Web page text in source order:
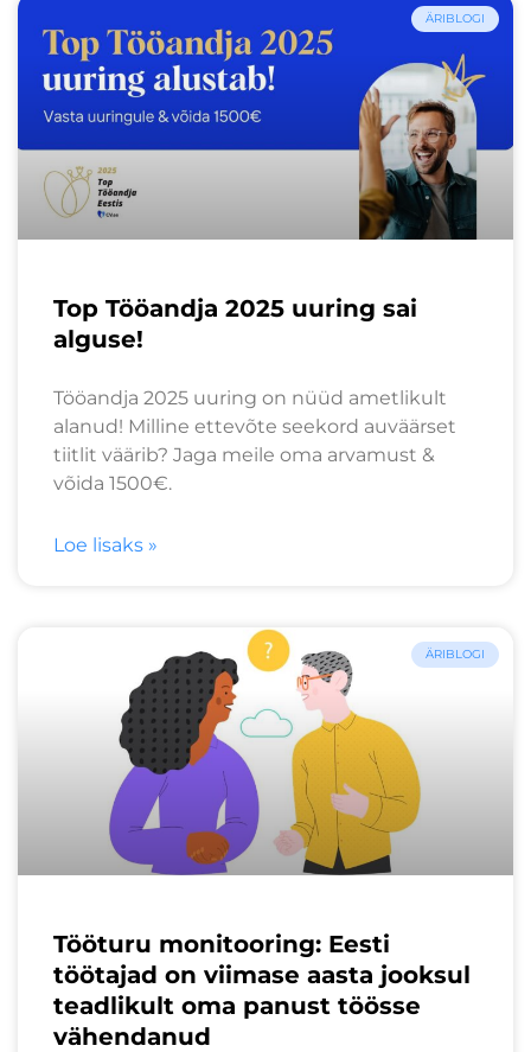
ÄRIBLOGI
Top Tööandja 2025 uuring sai
alguse!
Tööandja 2025 uuring on nüüd ametlikult
alanud! Milline ettevõte seekord auväärset
tiitlit väärib? Jaga meile oma arvamust &
võida 1500€.
Loe lisaks »
ÄRIBLOGI
Tööturu monitooring: Eesti
töötajad on viimase aasta jooksul
teadlikult oma panust töösse
vähendanud